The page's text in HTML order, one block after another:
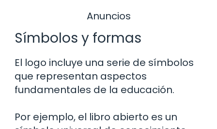
Anuncios
Símbolos y formas
El logo incluye una serie de símbolos
que representan aspectos
fundamentales de la educación.
Por ejemplo, el libro abierto es un